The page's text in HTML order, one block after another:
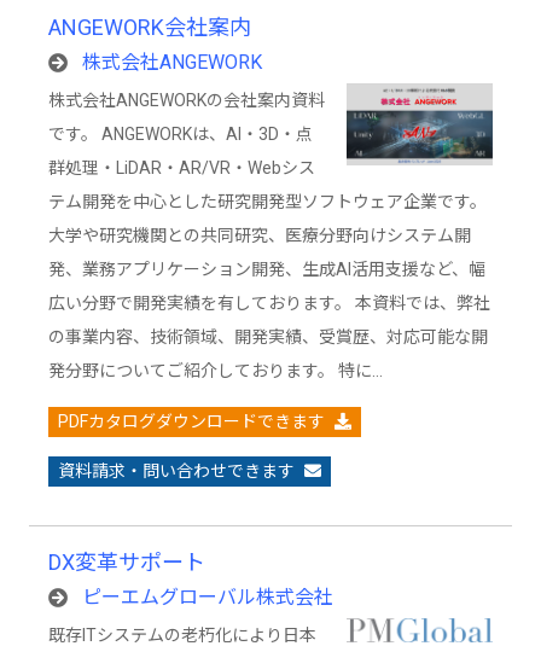
ANGEWORK会社案内
株式会社ANGEWORK
株式会社ANGEWORKの会社案内資料
です。 ANGEWORKは、AI・3D・点
群処理・LiDAR・AR/VR・Webシス
テム開発を中心とした研究開発型ソフトウェア企業です。
大学や研究機関との共同研究、医療分野向けシステム開
発、業務アプリケーション開発、生成AI活用支援など、幅
広い分野で開発実績を有しております。 本資料では、弊社
の事業内容、技術領域、開発実績、受賞歴、対応可能な開
発分野についてご紹介しております。 特に…
PDFカタログダウンロードできます
資料請求・問い合わせできます
DX変革サポート
ピーエムグローバル株式会社
既存ITシステムの老朽化により日本